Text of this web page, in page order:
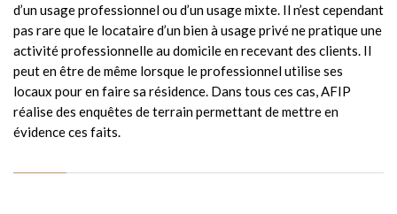
d’un usage professionnel ou d’un usage mixte. Il n’est cependant
pas rare que le locataire d’un bien à usage privé ne pratique une
activité professionnelle au domicile en recevant des clients. Il
peut en être de même lorsque le professionnel utilise ses
locaux pour en faire sa résidence. Dans tous ces cas, AFIP
réalise des enquêtes de terrain permettant de mettre en
évidence ces faits.